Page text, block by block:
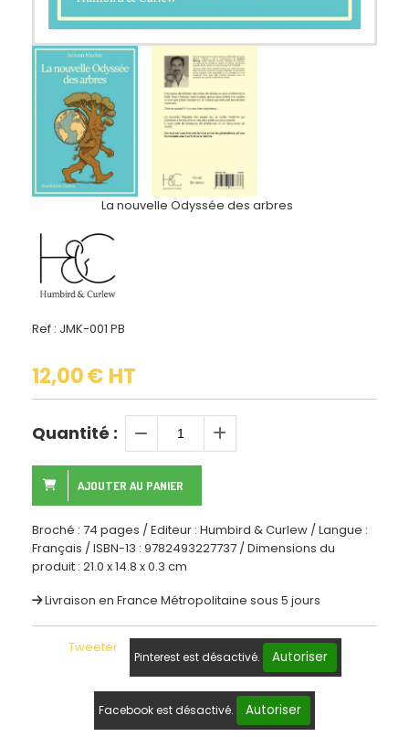
La nouvelle Odyssée des arbres
Ref : JMK-001 PB
12,00€ HT
Quantité :
AJOUTER AU PANIER
Broché : 74 pages / Editeur : Humbird & Curlew / Langue :
Français / ISBN-13 : 9782493227737 / Dimensions du
produit : 21.0 x 14.8 x 0.3 cm
Livraison en France Métropolitaine sous 5 jours
Tweeter
Pinterest est désactivé. Autoriser
Facebook est désactivé. Autoriser